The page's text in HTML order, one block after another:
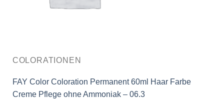
COLORATIONEN
FAY Color Coloration Permanent 60ml Haar Farbe
Creme Pflege ohne Ammoniak – 06.3